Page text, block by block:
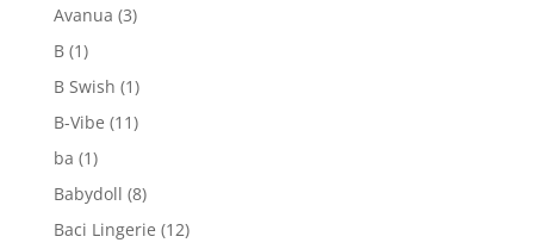
Avanua (3)
B (1)
B Swish (1)
B-Vibe (11)
ba (1)
Babydoll (8)
Baci Lingerie (12)